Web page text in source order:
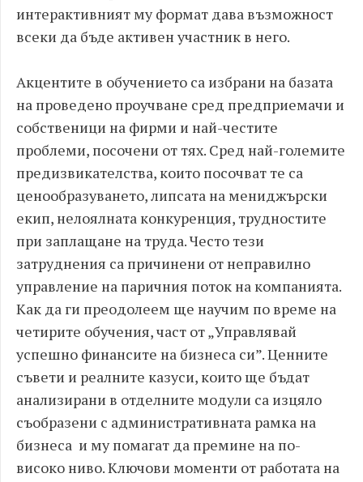
интерактивният му формат дава възможност
всеки да бъде активен участник в него.
Акцентите в обучението са избрани на базата
на проведено проучване сред предприемачи и
собственици на фирми и най-честите
проблеми, посочени от тях. Сред най-големите
предизвикателства, които посочват те са
ценообразуването, липсата на мениджърски
екип, нелоялната конкуренция, трудностите
при заплащане на труда. Често тези
затруднения са причинени от неправилно
управление на паричния поток на компанията.
Как да ги преодолеем ще научим по време на
четирите обучения, част от „Управлявай
успешно финансите на бизнеса си”. Ценните
съвети и реалните казуси, които ще бъдат
анализирани в отделните модули са изцяло
съобразени с административната рамка на
бизнеса и му помагат да премине на по-
високо ниво. Ключови моменти от работата на